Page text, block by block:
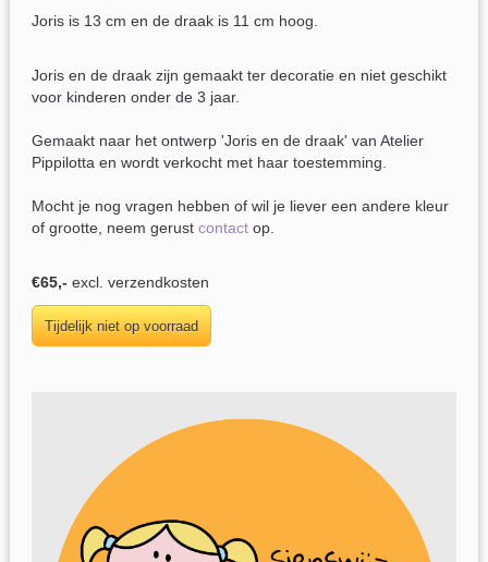
Joris is 13 cm en de draak is 11 cm hoog.
Joris en de draak zijn gemaakt ter decoratie en niet geschikt
voor kinderen onder de 3 jaar.
Gemaakt naar het ontwerp 'Joris en de draak' van Atelier
Pippilotta en wordt verkocht met haar toestemming.
Mocht je nog vragen hebben of wil je liever een andere kleur
of grootte, neem gerust contactop.
€65,- excl. verzendkosten